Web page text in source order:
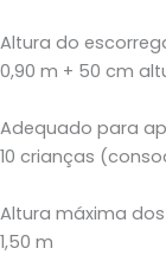
Altura do
0,90 m + 50 cm
Adequado para
10 crianças
Altura máxima
1,50 m